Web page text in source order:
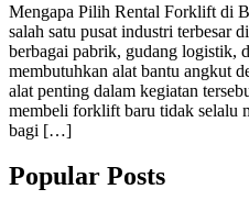
Mengapa Pilih Rental Forklift di
salah satu pusat industri terbesar
berbagai pabrik, gudang logistik,
membutuhkan alat bantu angkut
alat penting dalam kegiatan
membeli forklift baru tidak selalu
bagi […]
Popular Posts